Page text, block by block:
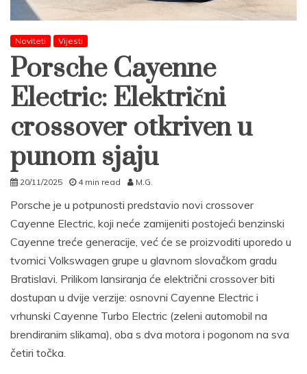
Noviteti Vijesti
Porsche Cayenne
Electric: Električni
crossover otkriven u
punom sjaju
20/11/2025 4 min read M.G.
Porsche je u potpunosti predstavio novi crossover
Cayenne Electric, koji neće zamijeniti postojeći benzinski
Cayenne treće generacije, već će se proizvoditi uporedo u
tvornici Volkswagen grupe u glavnom slovačkom gradu
Bratislavi. Prilikom lansiranja će električni crossover biti
dostupan u dvije verzije: osnovni Cayenne Electric i
vrhunski Cayenne Turbo Electric (zeleni automobil na
brendiranim slikama), oba s dva motora i pogonom na sva
četiri točka.